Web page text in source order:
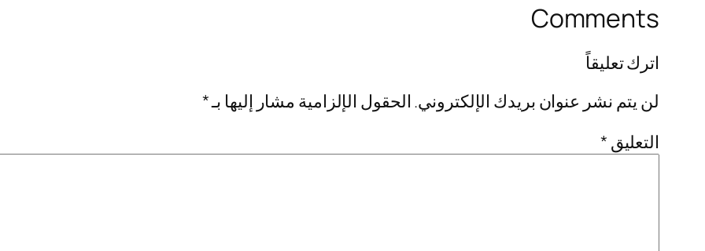
Comments
اترك تعليقاً
لن يتم نشر عنوان بريدك الإلكتروني. الحقول الإلزامية مشار إليها بـ*
التعليق *